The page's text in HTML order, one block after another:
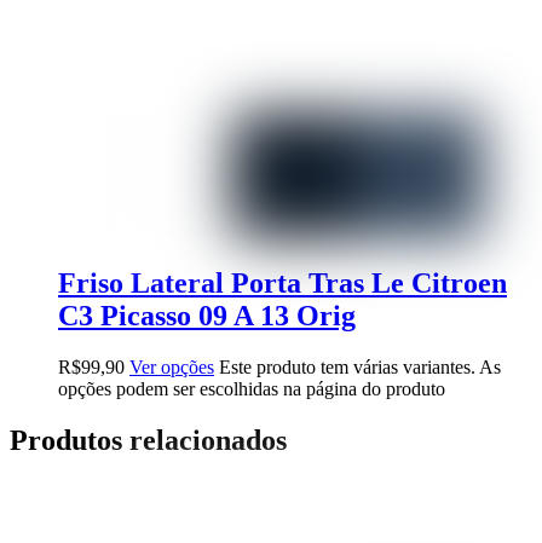
Friso Lateral Porta Tras Le Citroen
C3 Picasso 09 A 13 Orig
R$99,90 Ver opções Este produto tem várias variantes. As
opções podem ser escolhidas na página do produto
Produtos relacionados